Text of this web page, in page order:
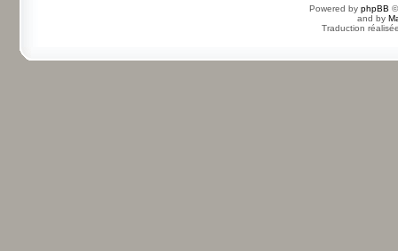
Powered by phpBB
and by
Traduction